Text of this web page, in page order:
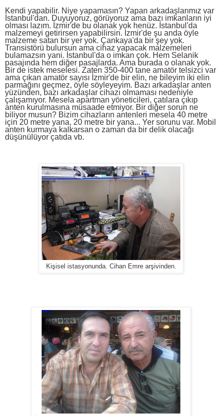
Kendi yapabilir. Niye yapamasın? Yapan arkadaşlarımız var
İstanbul'dan. Duyuyoruz, görüyoruz ama bazı imkanların iyi
olması lazım. İzmir'de bu olanak yok henüz. İstanbul'da
malzemeyi getirirsen yapabilirsin. İzmir'de şu anda öyle
malzeme satan bir yer yok. Çankaya'da bir şey yok.
Transistörü bulursun ama cihaz yapacak malzemeleri
bulamazsın yani. İstanbul'da o imkan çok. Hem Selanik
pasajında hem diğer pasajlarda. Ama burada o olanak yok.
Bir de istek meselesi. Zaten 350-400 tane amatör telsizci var
ama çıkan amatör sayısı İzmir'de bir elin, ne bileyim iki elin
parmağını geçmez, öyle söyleyeyim. Bazı arkadaşlar anten
yüzünden, bazı arkadaşlar cihazı olmaması nedeniyle
çalışamıyor. Mesela apartman yöneticileri, çatılara çıkıp
anten kurulmasına müsaade etmiyor. Bir diğer sorun ne
biliyor musun? Bizim cihazların antenleri mesela 40 metre
için 20 metre yana, 20 metre bir yana... Yer sorunu var. Mobil
anten kurmaya kalkarsan o zaman da bir delik olacağı
düşünülüyor çatıda vb.
Kişisel istasyonunda. Cihan Emre arşivinden.